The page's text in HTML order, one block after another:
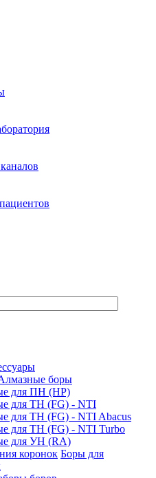
боры
для ПН (HP)
для ТН (FG) - NTI
для ТН (FG) - NTI Abacus
для ТН (FG) - NTI Turbo
для УН (RA)
Боры для